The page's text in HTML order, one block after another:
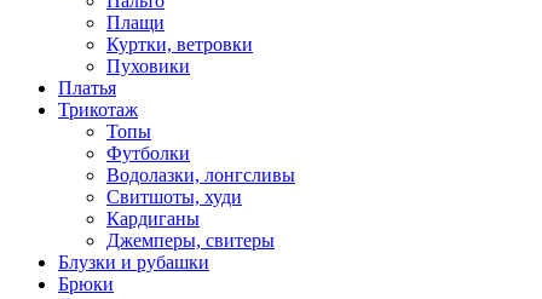
Плащи
Куртки, ветровки
Пуховики
Платья
Трикотаж
Топы
Футболки
Водолазки, лонгсливы
Свитшоты, худи
Кардиганы
Джемперы, свитеры
Блузки и рубашки
Брюки